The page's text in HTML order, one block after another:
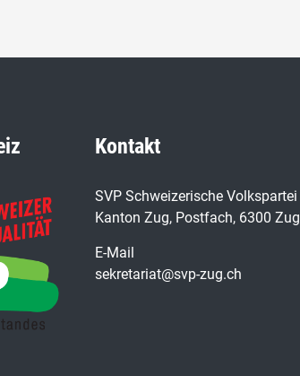
Kontakt
SVP Schweizerische Volkspartei
Kanton Zug, Postfach, 6300 Zug
E-Mail
sekretariat@svp-zug.ch